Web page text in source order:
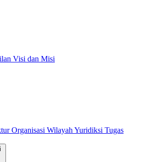
Visi dan Misi
Organisasi Wilayah Yuridiksi Tugas